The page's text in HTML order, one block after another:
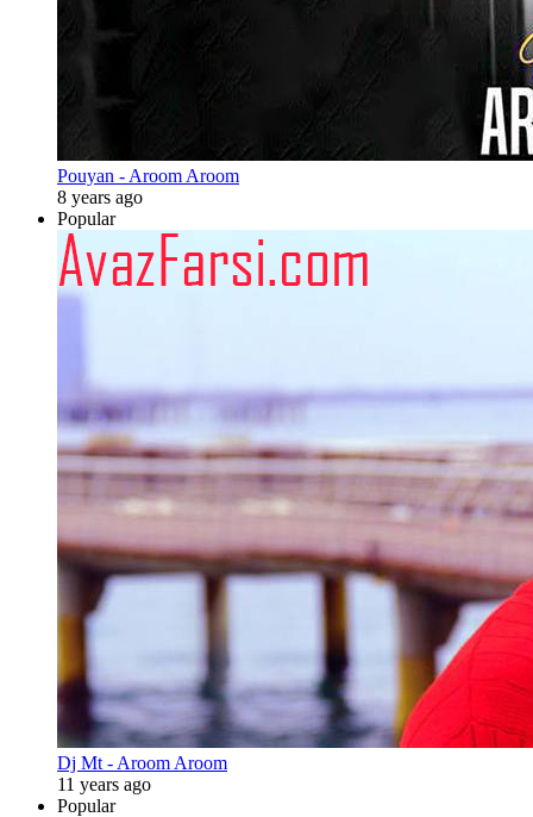
Pouyan - Aroom Aroom
8 years ago
Popular
Dj Mt - Aroom Aroom
11 years ago
Popular